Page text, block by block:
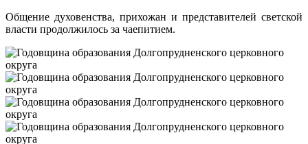
Общение духовенства, прихожан и представителей светской
власти продолжилось за чаепитием.